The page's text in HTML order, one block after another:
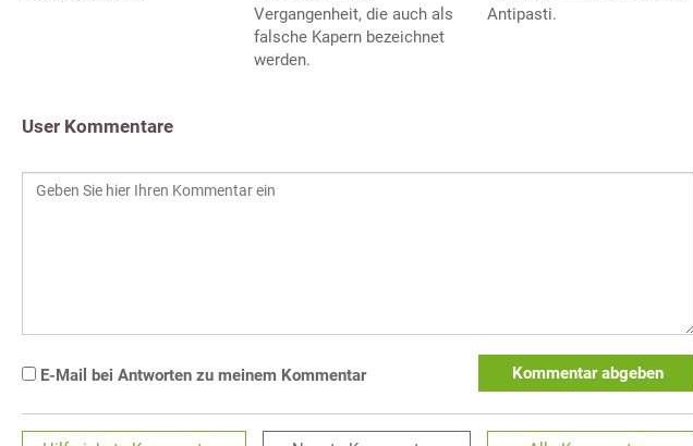
Vergangenheit, die auch als
falsche Kapern bezeichnet
werden.
Antipasti.
User Kommentare
E-Mail bei Antworten zu meinem Kommentar Kommentar abgeben